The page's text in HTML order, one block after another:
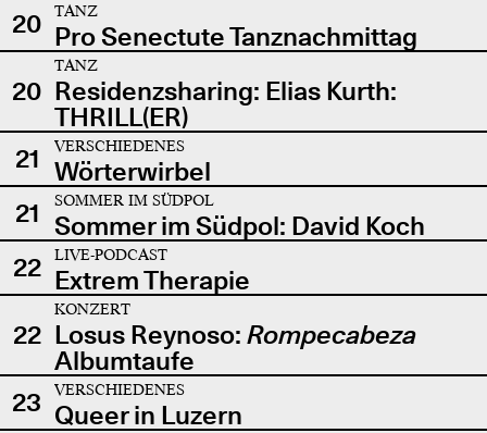
20
TANZ
Pro Senectute Tanznachmittag
20
TANZ
Residenzsharing: Elias Kurth:
THRILL(ER)
21
VERSCHIEDENES
Wörterwirbel
21
SOMMER IM SÜDPOL
Sommer im Südpol: David Koch
22
LIVE-PODCAST
Extrem Therapie
22
KONZERT
Losus Reynoso: Rompecabeza
Albumtaufe
23
VERSCHIEDENES
Queer in Luzern